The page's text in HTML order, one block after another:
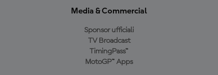
Media & Commercial
Sponsor ufficiali
TV Broadcast
TimingPass™
MotoGP™ Apps